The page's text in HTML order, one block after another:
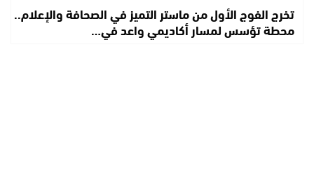
تخرج الفوج الأول من ماستر التميز في الصحافة والإعلام..
محطة تؤسس لمسار أكاديمي واعد في…